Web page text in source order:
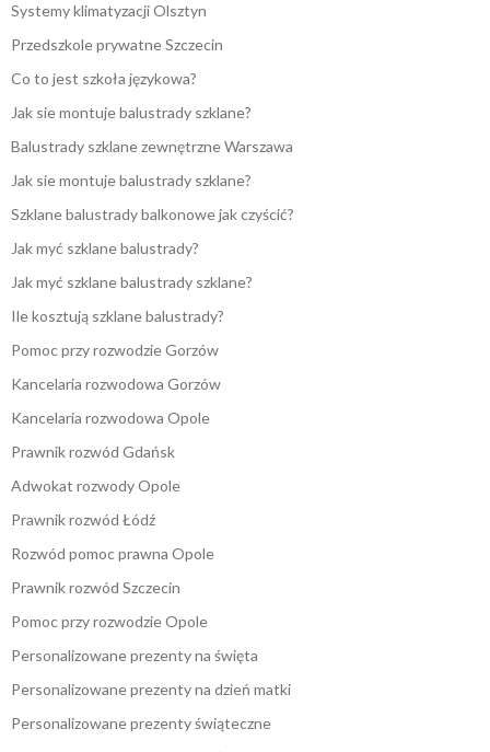
Systemy klimatyzacji Olsztyn
Przedszkole prywatne Szczecin
Co to jest szkoła językowa?
Jak sie montuje balustrady szklane?
Balustrady szklane zewnętrzne Warszawa
Jak sie montuje balustrady szklane?
Szklane balustrady balkonowe jak czyścić?
Jak myć szklane balustrady?
Jak myć szklane balustrady szklane?
Ile kosztują szklane balustrady?
Pomoc przy rozwodzie Gorzów
Kancelaria rozwodowa Gorzów
Kancelaria rozwodowa Opole
Prawnik rozwód Gdańsk
Adwokat rozwody Opole
Prawnik rozwód Łódź
Rozwód pomoc prawna Opole
Prawnik rozwód Szczecin
Pomoc przy rozwodzie Opole
Personalizowane prezenty na święta
Personalizowane prezenty na dzień matki
Personalizowane prezenty świąteczne